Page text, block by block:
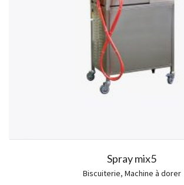
Spray mix5
Biscuiterie, Machine à dorer